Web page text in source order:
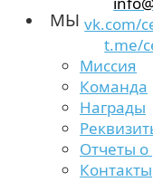
vk.com/
t.me/
МЫ
Миссия
Команда
Награды
Отчеты о
Контакты